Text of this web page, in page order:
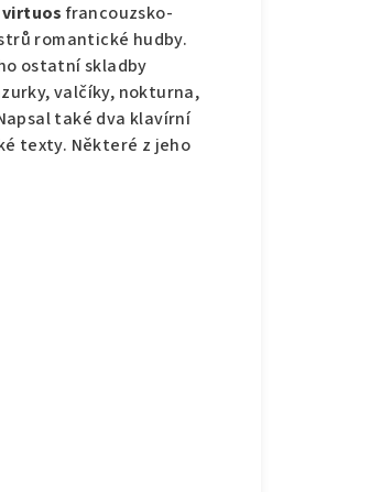
francouzsko-
romantické hudby.
ostatní skladby
valčíky, nokturna,
také dva klavírní
texty. Některé z jeho